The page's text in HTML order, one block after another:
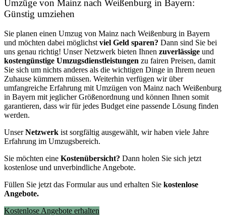
Umzüge von Mainz nach Weißenburg in Bayern:
Günstig umziehen
Sie planen einen Umzug von Mainz nach Weißenburg in Bayern
und möchten dabei möglichst viel Geld sparen? Dann sind Sie bei
uns genau richtig! Unser Netzwerk bieten Ihnen zuverlässige und
kostengünstige Umzugsdienstleistungen zu fairen Preisen, damit
Sie sich um nichts anderes als die wichtigen Dinge in Ihrem neuen
Zuhause kümmern müssen. Weiterhin verfügen wir über
umfangreiche Erfahrung mit Umzügen von Mainz nach Weißenburg
in Bayern mit jeglicher Größenordnung und können Ihnen somit
garantieren, dass wir für jedes Budget eine passende Lösung finden
werden.
UnserNetzwerk ist sorgfältig ausgewählt, wir haben viele Jahre
Erfahrung im Umzugsbereich.
Sie möchten eine Kostenübersicht? Dann holen Sie sich jetzt
kostenlose und unverbindliche Angebote.
Füllen Sie jetzt das Formular aus und erhalten Sie kostenlose
Angebote.
Kostenlose Angebote erhalten